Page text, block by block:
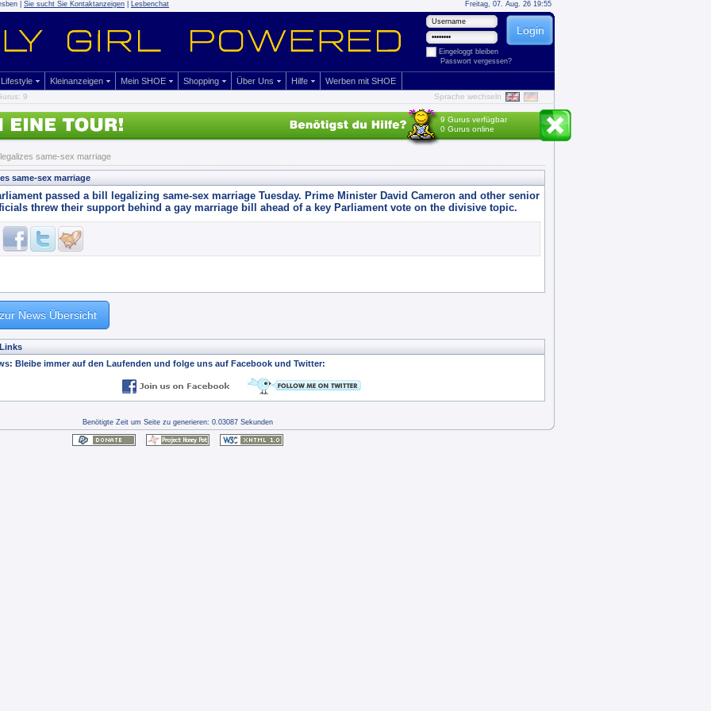
| Sie sucht Sie Kontaktanzeigen Lesbenchat Freitag, 07. Aug. 26 19:55
Eingeloggt bleiben
Passwort vergessen?
Lifestyle Kleinanzeigen Mein SHOE Shopping Über Uns Hilfe Werben mit SHOE
9 Sprache wechseln
9 Gurus verfügbar
0 Gurus online
same-sex marriage
same-sex marriage
passed a bill legalizing same-sex marriage Tuesday. Prime Minister David Cameron and other senior
threw their support behind a gay marriage bill ahead of a key Parliament vote on the divisive topic.
News Übersicht
Bleibe immer auf den Laufenden und folge uns auf Facebook und Twitter:
Benötigte Zeit um Seite zu generieren: 0.03087 Sekunden